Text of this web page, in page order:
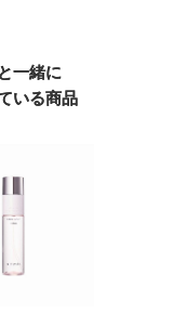
一緒に
いる商品